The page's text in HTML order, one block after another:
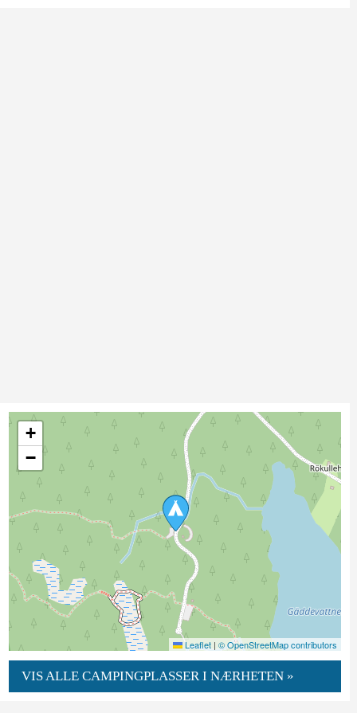
+
−
Leaflet | © OpenStreetMap contributors
VIS ALLE CAMPINGPLASSER I NÆRHETEN »